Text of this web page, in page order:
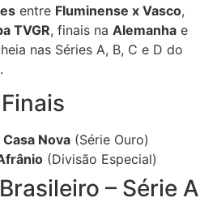
entre Fluminense x Vasco,
TVGR, finais na Alemanha e
nas Séries A, B, C e D do
.
Nova (Série Ouro)
(Divisão Especial)
– Série A